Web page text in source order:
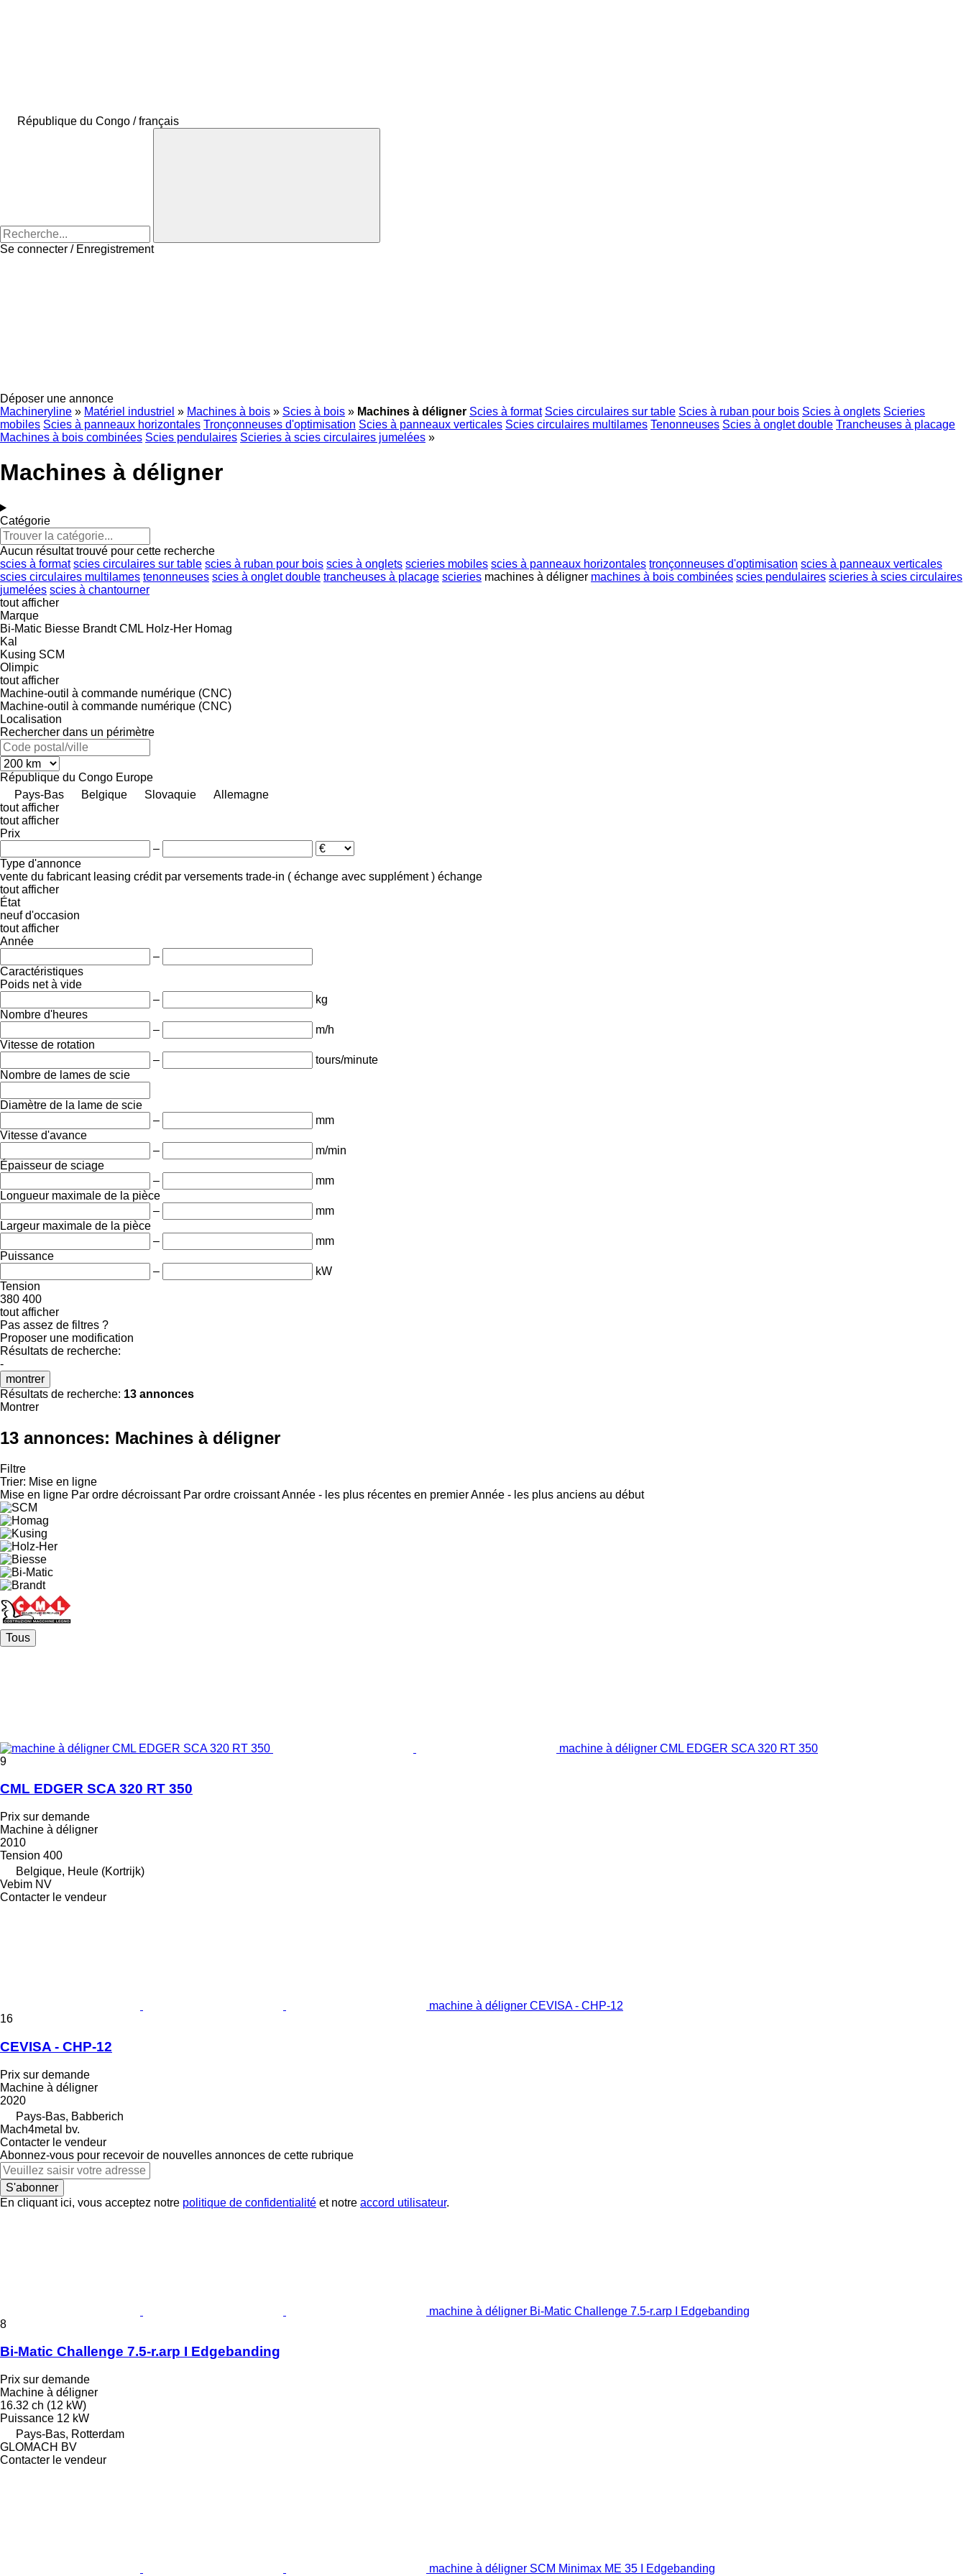
République du Congo / français
Se connecter / Enregistrement
Déposer une annonce
Machineryline » Matériel industriel » Machines à bois » Scies à bois » Machines à déligner Scies à format Scies circulaires sur table Scies à ruban pour bois Scies à onglets Scieries
mobiles Scies à panneaux horizontales Tronçonneuses d'optimisation Scies à panneaux verticales Scies circulaires multilames Tenonneuses Scies à onglet double Trancheuses à placage
Machines à bois combinées Scies pendulaires Scieries à scies circulaires jumelées »
Machines à déligner
Catégorie
Aucun résultat trouvé pour cette recherche
scies à format scies circulaires sur table scies à ruban pour bois scies à onglets scieries mobiles scies à panneaux horizontales tronçonneuses d'optimisation scies à panneaux verticales
scies circulaires multilames tenonneuses scies à onglet double trancheuses à placage scieries machines à déligner machines à bois combinées scies pendulaires scieries à scies circulaires
jumelées scies à chantourner
tout afficher
Marque
Bi-Matic Biesse Brandt CML Holz-Her Homag
Kal
Kusing SCM
Olimpic
tout afficher
Machine-outil à commande numérique (CNC)
Machine-outil à commande numérique (CNC)
Localisation
Rechercher dans un périmètre
République du Congo Europe
Pays-Bas
Belgique Slovaquie
Allemagne
tout afficher
tout afficher
Prix
–
Type d'annonce
vente du fabricant leasing crédit par versements trade-in ( échange avec supplément ) échange
tout afficher
État
neuf d'occasion
tout afficher
Année
–
Caractéristiques
Poids net à vide
–
kg
Nombre d'heures
–
m/h
Vitesse de rotation
–
tours/minute
Nombre de lames de scie
Diamètre de la lame de scie
–
mm
Vitesse d'avance
–
m/min
Épaisseur de sciage
–
mm
Longueur maximale de la pièce
–
mm
Largeur maximale de la pièce
–
mm
Puissance
–
kW
Tension
380 400
tout afficher
Pas assez de filtres ?
Proposer une modification
Résultats de recherche:
-
montrer
Résultats de recherche: 13 annonces
Montrer
13 annonces: Machines à déligner
Filtre
Trier: Mise en ligne
Mise en ligne Par ordre décroissant Par ordre croissantAnnée - les plus récentes en premierAnnée - les plus anciens au début
Tous
machine à déligner CML EDGER SCA 320 RT 350
9
CML EDGER SCA 320 RT 350
Prix sur demande
Machine à déligner
2010
Tension 400
Belgique, Heule (Kortrijk)
Vebim NV
Contacter le vendeur
machine à déligner CEVISA - CHP-12
16
CEVISA - CHP-12
Prix sur demande
Machine à déligner
2020
Pays-Bas, Babberich
Mach4metal bv.
Contacter le vendeur
Abonnez-vous pour recevoir de nouvelles annonces de cette rubrique
S'abonner
En cliquant ici, vous acceptez notre politique de confidentialité et notre accord utilisateur.
machine à déligner Bi-Matic Challenge 7.5-r.arp I Edgebanding
8
Bi-Matic Challenge 7.5-r.arp I Edgebanding
Prix sur demande
Machine à déligner
16.32 ch (12 kW)
Puissance 12 kW
Pays-Bas, Rotterdam
GLOMACH BV
Contacter le vendeur
machine à déligner SCM Minimax ME 35 I Edgebanding